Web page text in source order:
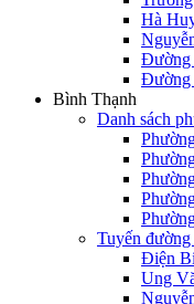
Hà
Đường
Đường
Bình Thạnh
Danh sách
Tuyến
Điện
Ung